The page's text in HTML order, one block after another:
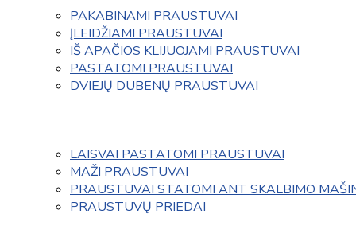
PAKABINAMI PRAUSTUVAI
ĮLEIDŽIAMI PRAUSTUVAI
IŠ APAČIOS KLIJUOJAMI PRAUSTUVAI
PASTATOMI PRAUSTUVAI
DVIEJŲ DUBENŲ PRAUSTUVAI
LAISVAI PASTATOMI PRAUSTUVAI
MAŽI PRAUSTUVAI
PRAUSTUVAI STATOMI ANT SKALBIMO
PRAUSTUVŲ PRIEDAI